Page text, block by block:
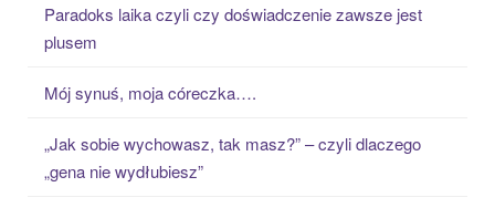
Paradoks laika czyli czy doświadczenie zawsze jest
plusem
Mój synuś, moja córeczka….
„Jak sobie wychowasz, tak masz?” – czyli dlaczego
„gena nie wydłubiesz”